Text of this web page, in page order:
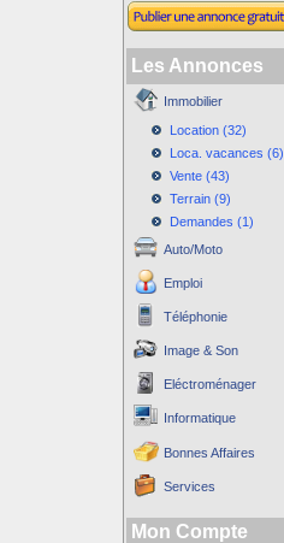
Les Annonces
Immobilier
Location (32)
Loca. vacances (6)
Vente (43)
Terrain (9)
Demandes (1)
Auto/Moto
Emploi
Téléphonie
Image & Son
Eléctroménager
Informatique
Bonnes Affaires
Services
Mon Compte